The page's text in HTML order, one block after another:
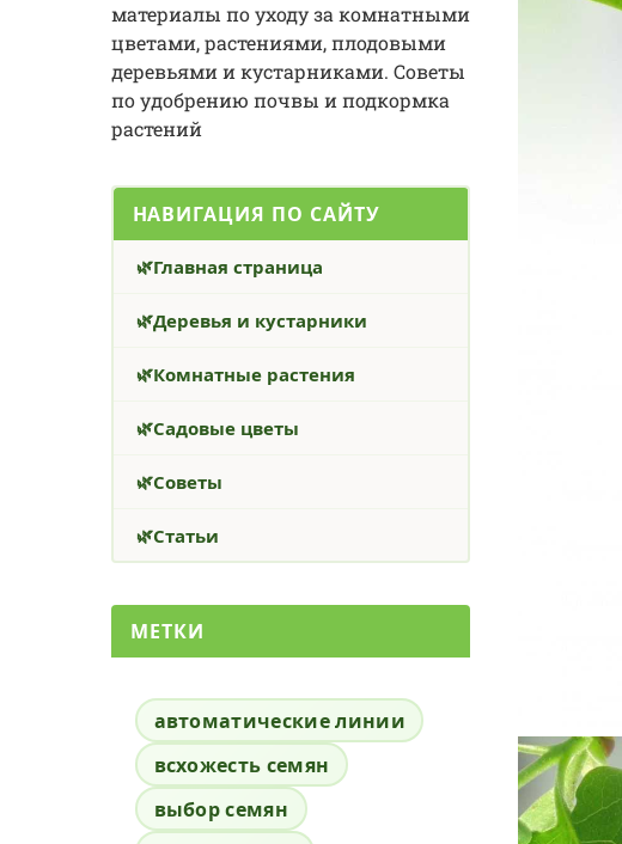
материалы по уходу за комнатными
цветами, растениями, плодовыми
деревьями и кустарниками. Советы
по удобрению почвы и подкормка
растений
НАВИГАЦИЯ ПО САЙТУ
Главная страница
Деревья и кустарники
Комнатные растения
Садовые цветы
Советы
Статьи
МЕТКИ
автоматические линии
всхожесть семян
выбор семян